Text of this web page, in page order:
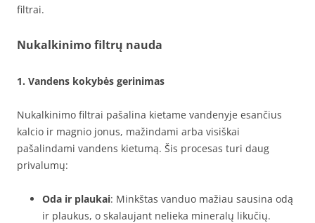
filtrai.
Nukalkinimo filtrų nauda
1. Vandens kokybės gerinimas
Nukalkinimo filtrai pašalina kietame vandenyje esančius
kalcio ir magnio jonus, mažindami arba visiškai
pašalindami vandens kietumą. Šis procesas turi daug
privalumų:
Oda ir plaukai: Minkštas vanduo mažiau sausina odą
ir plaukus, o skalaujant nelieka mineralų likučių.